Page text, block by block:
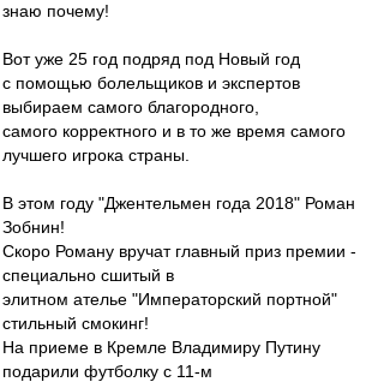
знаю почему!
Вот уже 25 год подряд под Новый год
с помощью болельщиков и экспертов
выбираем самого благородного,
самого корректного и в то же время самого
лучшего игрока страны.
В этом году "Джентельмен года 2018" Роман
Зобнин!
Скоро Роману вручат главный приз премии -
специально сшитый в
элитном ателье "Императорский портной"
стильный смокинг!
На приеме в Кремле Владимиру Путину
подарили футболку с 11-м